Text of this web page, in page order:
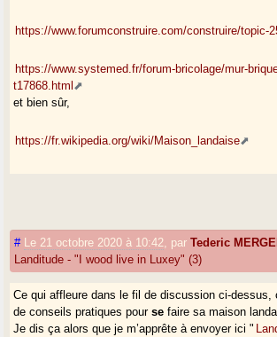
https://www.forumconstruire.com/construire/topic-
https://www.systemed.fr/forum-bricolage/mur-
t17868.html
et bien sûr,
https://fr.wikipedia.org/wiki/Maison_landaise
# Le 21 octobre 2020 à 10:42 parTederic
Landitude - "I wood live in Luxey" (3)
Ce qui affleure dans le fil de discussion ci-dessus,
de conseils pratiques pourse faire sa maison
Je dis ça alors que je m’apprête à envoyer ici "